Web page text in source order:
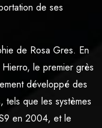
de ses
de Rosa Gres. En
le premier grès
développé des
tels que les systèmes
en 2004, et le